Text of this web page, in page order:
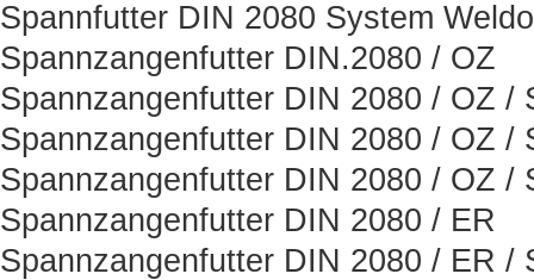
Spannfutter DIN 2080 System
Spannzangenfutter DIN.2080 / OZ
Spannzangenfutter DIN 2080 / OZ /
Spannzangenfutter DIN 2080 / OZ /
Spannzangenfutter DIN 2080 / OZ /
Spannzangenfutter DIN 2080 / ER
Spannzangenfutter DIN 2080 / ER /